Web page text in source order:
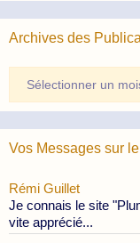
Archives des
des
Publications
Vos Messages sur
Rémi Guillet
Je connais le site
vite apprécié...